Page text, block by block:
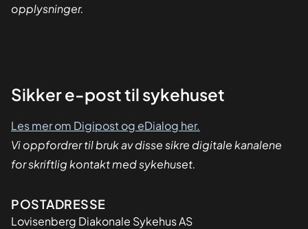
opplysninger.
Sikker
Sikker e-post til sykehuset
Les mer om Digipost og eDialog her.
Vi oppfordrer til bruk av disse sikre digitale kanalene
for skriftlig kontakt med sykehuset.
Adresse
POSTADRESSE
Lovisenberg Diakonale Sykehus AS